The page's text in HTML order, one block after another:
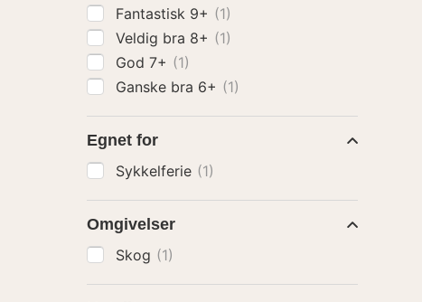
Fantastisk 9+ (1)
Veldig bra 8+ (1)
God 7+ (1)
Ganske bra 6+ (1)
Egnet for
Sykkelferie (1)
Omgivelser
Skog (1)